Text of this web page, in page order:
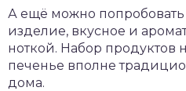
А ещё можно попробовать
изделие, вкусное и
ноткой. Набор продуктов
печенье вполне
дома.